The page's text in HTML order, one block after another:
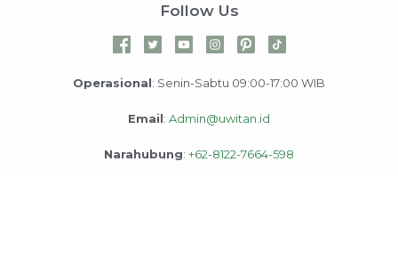
Follow Us
Operasional: Senin-Sabtu 09:00-17:00 WIB
Email: Admin@uwitan.id
Narahubung: +62-8122-7664-598